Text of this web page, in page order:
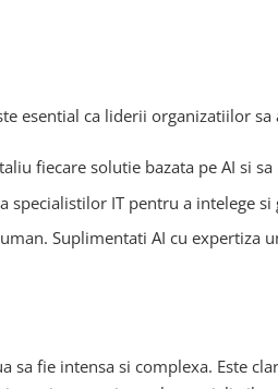
esential ca liderii organizatiilor
fiecare solutie bazata pe AI si
IT pentru a intelege
Suplimentati AI cu expertiza
fie intensa si complexa. Este